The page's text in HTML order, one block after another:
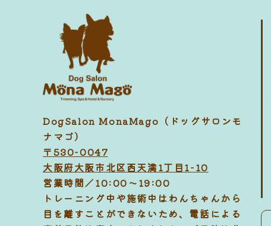
DogSalon MonaMago（ドッグサロンモ
ナマゴ）
〒530-0047
大阪府大阪市北区西天満1丁目1-10
営業時間／10:00～19:00
トレーニング中や施術中はわんちゃんから
目を離すことができないため、電話による